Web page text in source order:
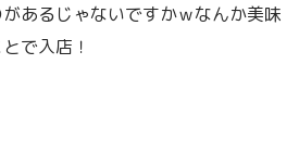
あるじゃないですかｗなんか美味
で入店！